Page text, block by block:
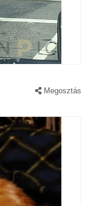
Megosztás